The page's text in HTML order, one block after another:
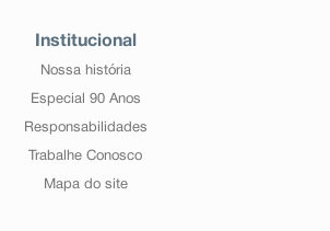
Institucional
Nossa história
Especial 90 Anos
Responsabilidades
Trabalhe Conosco
Mapa do site